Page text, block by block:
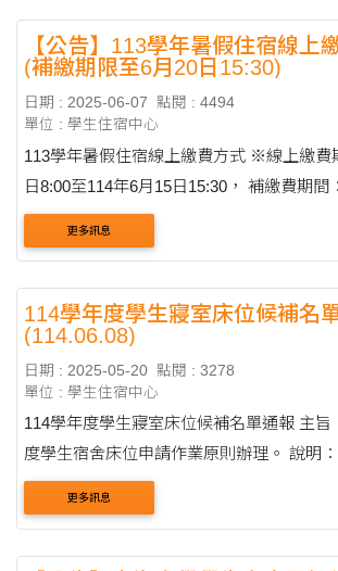
【公告】113學年暑假住宿線上
(補繳期限至6月20日15:30)
日期 : 2025-06-07
點閱 : 4494
單位 : 學生住宿中心
113學年暑假住宿線上繳費方式 ※線上繳費期間: 114年6月9
日8:00至114年6月15日15:30， 補繳費期間：114年6月18日
至6月20日15:30 請同學務必於此期限內進行繳費。 步驟一:進
入學生資訊系統最上方的欄位....
更多訊息
114學年度學生寢室床位候補名
(114.06.08)
日期 : 2025-05-20 點閱 : 3278
單位 : 學生住宿中心
114學年度學生寢室床位候補名單通報 主旨：依本校114學年
度學生宿舍床位申請作業原則辦理。 說明： 男生： 確認方
式：採用現場填寫，請候補者攜帶學生證以利
認地點：30棟2....
更多訊息